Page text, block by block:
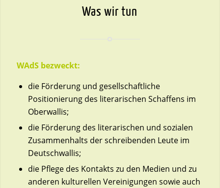
Was wir tun
WAdS bezweckt:
die Förderung und gesellschaftliche
Positionierung des literarischen Schaffens im
Oberwallis;
die Förderung des literarischen und sozialen
Zusammenhalts der schreibenden Leute im
Deutschwallis;
die Pflege des Kontakts zu den Medien und zu
anderen kulturellen Vereinigungen sowie auch